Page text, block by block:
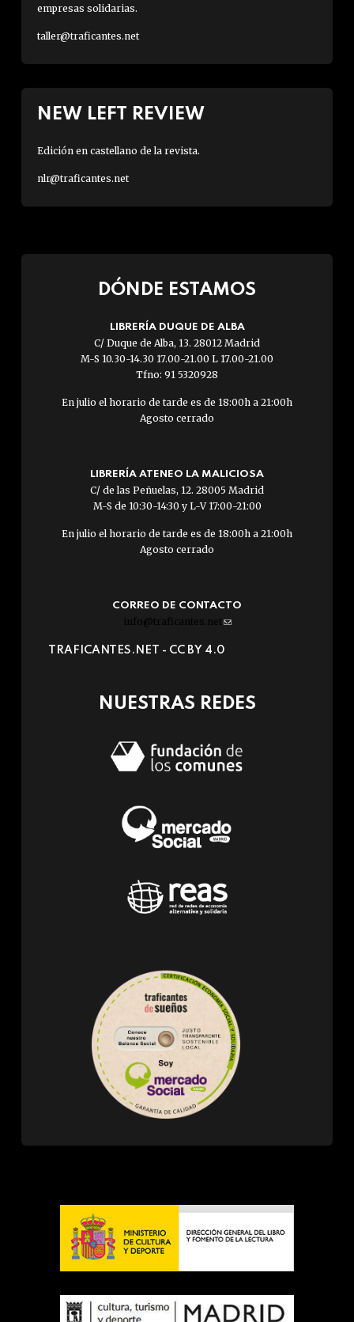
empresas solidarias.
taller@traficantes.net
NEW LEFT REVIEW
Edición en castellano de la revista.
nlr@traficantes.net
DÓNDE ESTAMOS
LIBRERÍA DUQUE DE ALBA
C/ Duque de Alba, 13. 28012 Madrid
M-S 10.30-14.30 17.00-21.00 L 17.00-21.00
Tfno: 91 5320928
En julio el horario de tarde es de 18:00h a 21:00h
Agosto cerrado
LIBRERÍA ATENEO LA MALICIOSA
C/ de las Peñuelas, 12. 28005 Madrid
M-S de 10:30-14:30 y L-V 17:00-21:00
En julio el horario de tarde es de 18:00h a 21:00h
Agosto cerrado
CORREO DE CONTACTO
info@traficantes.net (link
e-
TRAFICANTES.NET - CC BY 4.0
NUESTRAS REDES